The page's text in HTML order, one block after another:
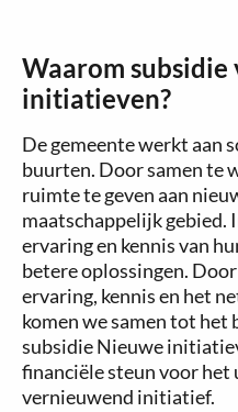
Waarom
initiatieven?
De gemeente werkt aan
buurten. Door samen te
ruimte te geven aan
maatschappelijk gebied.
ervaring en kennis van
betere oplossingen.
ervaring, kennis en het
komen we samen tot
subsidie Nieuwe
financiële steun voor het
vernieuwend initiatief.